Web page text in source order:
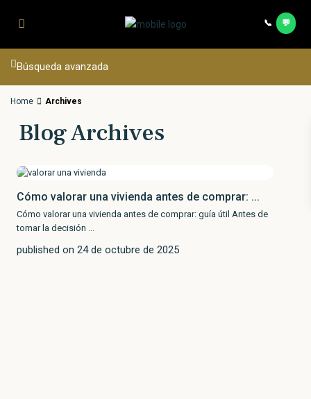
Búsqueda avanzada
Home Archives
Blog Archives
Cómo valorar una vivienda antes de comprar: ...
Cómo valorar una vivienda antes de comprar: guía útil Antes de
tomar la decisión
published on 24 de octubre de 2025
📞 💬